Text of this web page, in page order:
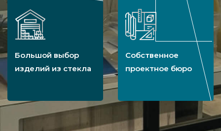
Большой выбор
изделий из стекла
Собственное
проектное бюро